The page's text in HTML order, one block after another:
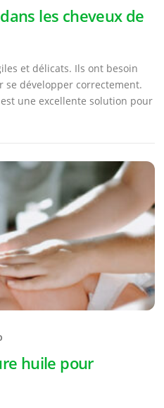
les cheveux de
et délicats. Ils ont besoin
se développer correctement.
est une excellente solution pour
huile pour